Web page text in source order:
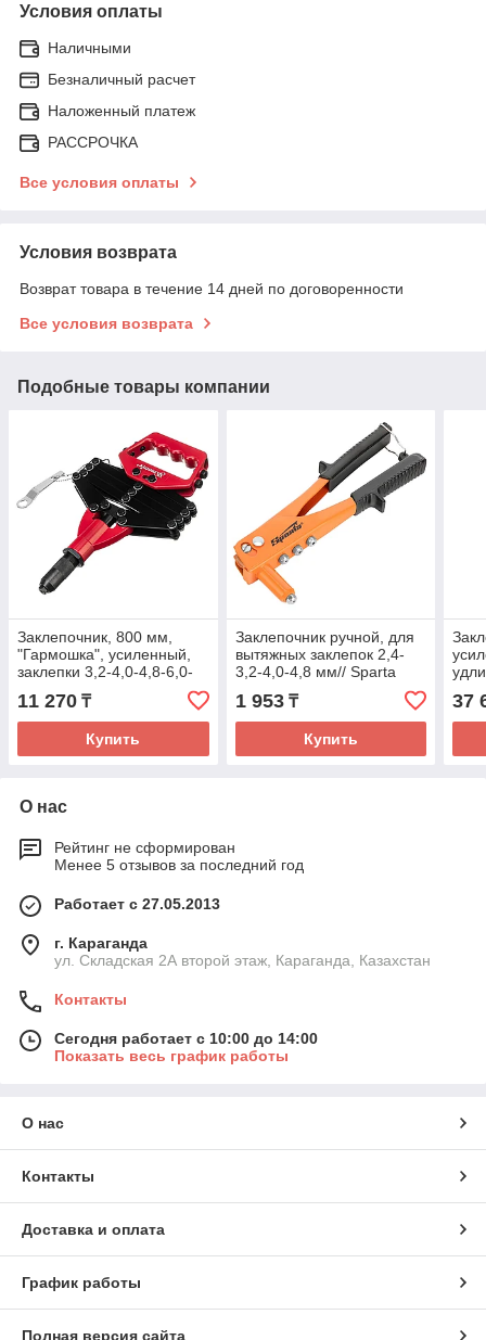
Условия оплаты
Наличными
Безналичный расчет
Наложенный платеж
РАССРОЧКА
Все условия оплаты
Условия возврата
Возврат товара в течение 14 дней по договоренности
Все условия возврата
Подобные товары компании
Заклепочник, 800 мм,
"Гармошка", усиленный,
заклепки 3,2-4,0-4,8-6,0-
6,4 мм// Matrix
11 270 ₸
Купить
Заклепочник ручной, для
вытяжных заклепок 2,4-
3,2-4,0-4,8 мм// Sparta
1 953₸
Купить
6,4//
37
О нас
Рейтинг не сформирован
Менее 5 отзывов за последний год
Работает с 27.05.2013
г. Караганда
ул. Складская 2А второй этаж, Караганда, Казахстан
Контакты
Сегодня работает с 10:00 до 14:00
Показать весь график работы
О нас
Контакты
Доставка и оплата
График работы
Полная версия сайта